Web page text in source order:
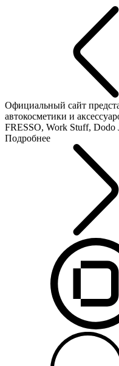
Официальный сайт
автокосметики и
FRESSO, Work Stuff, Dodo
Подробнее